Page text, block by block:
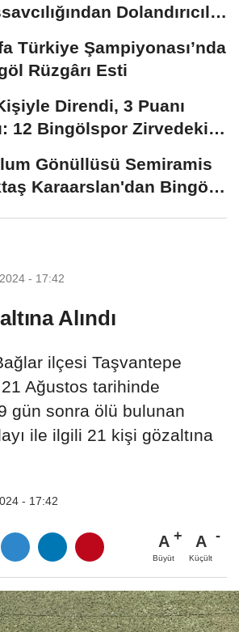
Dolandırıcılık
Türkiye Şampiyonası’nda
Rüzgârı Esti
Direndi, 3 Puanı
12 Bingölspor Zirvedeki
Gönüllüsü Semiramis
Karaarslan'dan Bingöl
- 17:42
Alındı
ilçesi Taşvantepe
Ağustos tarihinde
gün sonra ölü bulunan
ile ilgili 21 kişi gözaltına
- 17:42
A
Büyüt
A
Küçült